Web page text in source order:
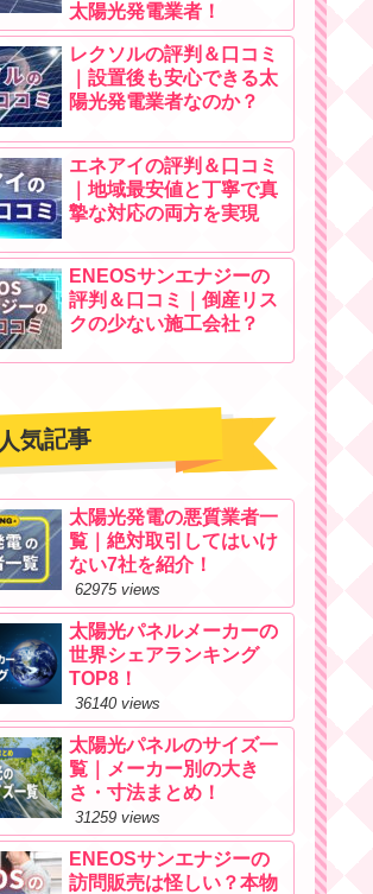
太陽光発電業者！
レクソルの評判＆口コミ
｜設置後も安心できる太
陽光発電業者なのか？
エネアイの評判＆口コミ
｜地域最安値と丁寧で真
摯な対応の両方を実現
ENEOSサンエナジーの
評判＆口コミ｜倒産リス
クの少ない施工会社？
人気記事
太陽光発電の悪質業者一
覧｜絶対取引してはいけ
ない7社を紹介！
62975 views
太陽光パネルメーカーの
世界シェアランキング
TOP8！
36140 views
太陽光パネルのサイズ一
覧｜メーカー別の大き
さ・寸法まとめ！
31259 views
ENEOSサンエナジーの
訪問販売は怪しい？本物